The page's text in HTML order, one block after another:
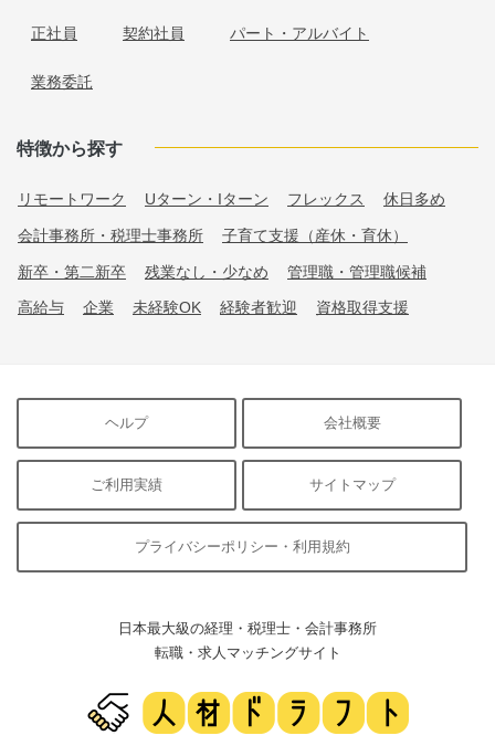
正社員 契約社員 パート・アルバイト
業務委託
特徴から探す
リモートワーク Uターン・Iターン フレックス 休日多め
会計事務所・税理士事務所 子育て支援（産休・育休）
新卒・第二新卒 残業なし・少なめ 管理職・管理職候補
高給与 企業 未経験OK 経験者歓迎 資格取得支援
ヘルプ 会社概要
ご利用実績 サイトマップ
プライバシーポリシー・利用規約
日本最大級の経理・税理士・会計事務所
転職・求人マッチングサイト